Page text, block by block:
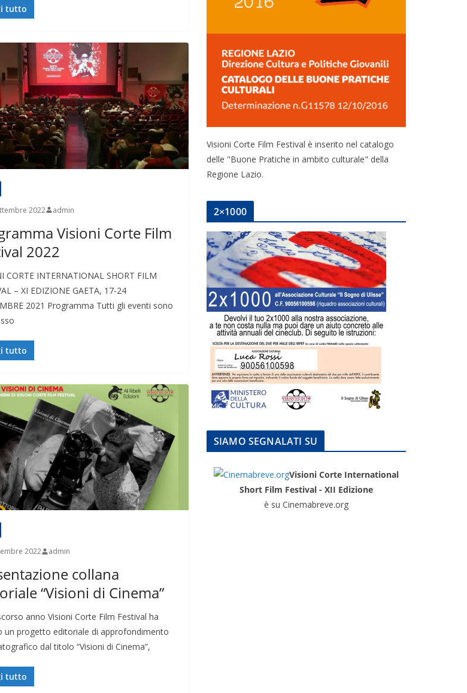
tutto
2022 admin
Visioni Corte Film
2022
CORTE INTERNATIONAL SHORT FILM
– XI EDIZIONE GAETA, 17-24
2021 Programma Tutti gli eventi sono
tutto
2022 admin
collana
“Visioni di Cinema”
anno Visioni Corte Film Festival ha
un progetto editoriale di approfondimento
dal titolo “Visioni di Cinema”,
tutto
Visioni Corte Film Festival è inserito nel catalogo
delle "Buone Pratiche in ambito culturale" della
Regione Lazio.
2×1000
SIAMO SEGNALATI SU
Visioni Corte International
Short Film Festival - XII Edizione
è su Cinemabreve.org